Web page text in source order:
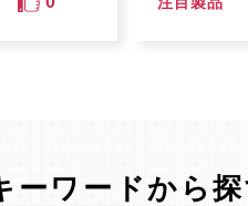
ーワードから